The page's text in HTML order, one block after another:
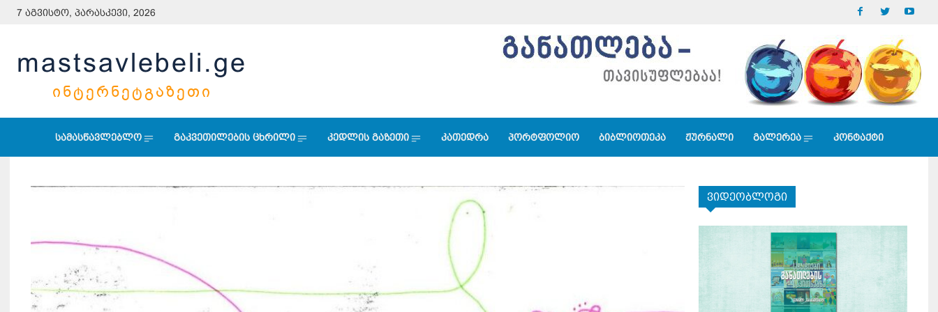
7 აგვისტო, პარასკევი, 2026
mastsavlebeli.ge
ᲘᲜᲢᲔᲠᲜᲔᲢᲒᲐᲖᲔᲗᲘ
სამასწავლებლო გაკვეთილების ცხრილი კედლის გაზეთი კათედრა პორტფოლიო ბიბლიოთეკა ჟურნალი გალერეა კონტაქტი
ვიდეობლოგი